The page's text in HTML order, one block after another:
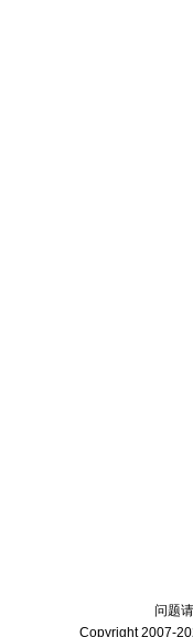
问题
Copyright 2007-